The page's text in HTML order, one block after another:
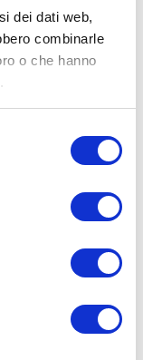
dei dati web,
combinarle
o che hanno